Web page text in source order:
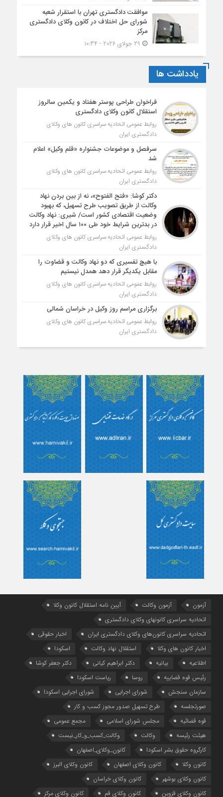
موافقت دادگستری تهران با استقرار شعبه
شورای حل اختلاف در کانون وکلای دادگستری
مرکز
یادداشت ها
فراخوان طراحی پوستر هفتاد و یکمین سالروز
استقلال کانون وکلای دادگستری
روابط عمومی اتحادیه سراسری کانون های وکلای
دادگستری ایران
سرفصل و موضوعات جشنواره «قلم وکیل» اعلام
شد
روابط عمومی اتحادیه سراسری کانون های وکلای
دادگستری ایران
دکتر کوشا: «فتح الفتوح»، نه از بین بردن نهاد
وکالت از طریق تصویب طرح تسهیل، که بهبود
وضعیت اقتصادی کشور است/ شیری: نهاد وکالت
در بدترین شرایط خود طی ۱۰۰ سال اخیر قرار دارد
روابط عمومی اتحادیه سراسری کانون های وکلای
دادگستری ایران
با هیچ تفسیری که دو نهاد وکالت و قضاوت را
مقابل یکدیگر قرار دهد همدل نیستیم
روابط عمومی اتحادیه سراسری کانون های وکلای
دادگستری ایران
برگزاری مراسم روز وکیل در خراسان شمالی
روابط عمومی اتحادیه سراسری کانون های وکلای
دادگستری ایران
آزمون آزمون وکالت
آیین ‌نامه استقلال کانون وکلا
اتحادیه سراسری کانونهای وکلای دادگستری
اتحادیه سراسری کانون‌های وکلای دادگستری ایران
اخبار حقوقی
اخبار کانون های وکلا
استقلال نهاد وکالت
اسکودا
اطلاعیه
بیانیه دکتر ابراهیم کیانی
دکتر جعفر کوشا
رئیس قوه قضاییه
روسا
ریاست اسکودا
سازمان سنجش
شورای اجرایی
شورای اجرایی اسکودا
صورتجلسه
طرح تسهیل صدور مجوز کسب و کار
قوه قضائیه
مجلس شورای اسلامی
مجمع عمومی
هیئت رئیسه
وکالت
وکالت_کسب_و_کار_نیست
کارگروه حقوق بشر اسکودا
کانون_وکلای_اصفهان
کانون وکلا
کانون وکلای اصفهان
کانون وکلای البرز
کانون وکلای بوشهر
کانون وکلای خراسان
کانون وکلای قزوین
کانون وکلای قم کانون وکلای مرکز